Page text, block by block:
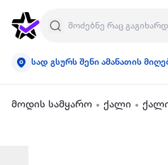
სად გსურს შენი ამანათის
მოდის სამყარო ქალი